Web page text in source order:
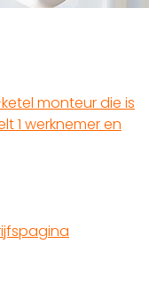
monteur die is
1 werknemer en